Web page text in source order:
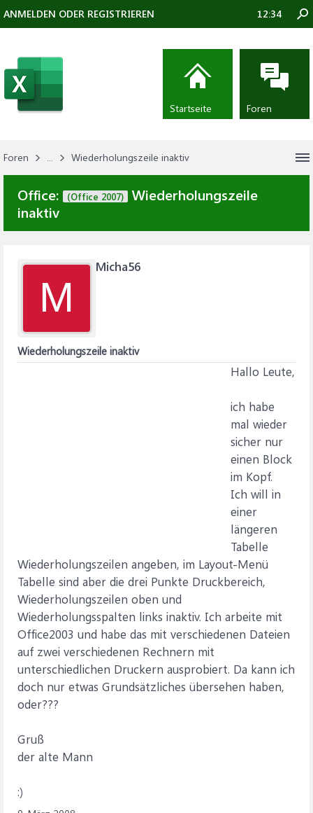
Foren ... Wiederholungszeile inaktiv
Office: (Office 2007)
Wiederholungszeile
inaktiv
M
Micha56
Wiederholungszeile inaktiv
Hallo Leute,
ich habe
mal wieder
sicher nur
einen Block
im Kopf.
Ich will in
einer
längeren
Tabelle
Wiederholungszeilen angeben, im Layout-Menü
Tabelle sind aber die drei Punkte Druckbereich,
Wiederholungszeilen oben und
Wiederholungsspalten links inaktiv. Ich arbeite mit
Office2003 und habe das mit verschiedenen Dateien
auf zwei verschiedenen Rechnern mit
unterschiedlichen Druckern ausprobiert. Da kann ich
doch nur etwas Grundsätzliches übersehen haben,
oder???
Gruß
der alte Mann
:)
ANMELDEN ODER REGISTRIEREN 12:34
Startseite Foren